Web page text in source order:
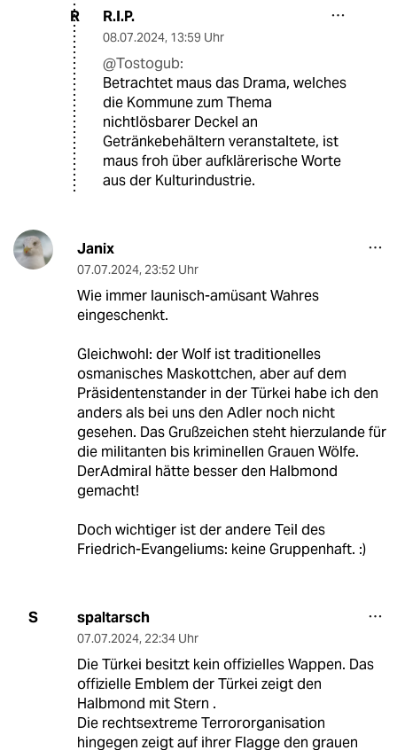
R R.I.P.
08.07.2024, 13:59 Uhr
@Tostogub:
Betrachtet maus das Drama, welches
die Kommune zum Thema
nichtlösbarer Deckel an
Getränkebehältern veranstaltete, ist
maus froh über aufklärerische Worte
aus der Kulturindustrie.
Janix
07.07.2024, 23:52 Uhr
Wie immer launisch-amüsant Wahres
eingeschenkt.
Gleichwohl: der Wolf ist traditionelles
osmanisches Maskottchen, aber auf dem
Präsidentenstander in der Türkei habe ich den
anders als bei uns den Adler noch nicht
gesehen. Das Grußzeichen steht hierzulande für
die militanten bis kriminellen Grauen Wölfe.
DerAdmiral hätte besser den Halbmond
gemacht!
Doch wichtiger ist der andere Teil des
Friedrich-Evangeliums: keine Gruppenhaft. :)
S spaltarsch
07.07.2024, 22:34 Uhr
Die Türkei besitzt kein offizielles Wappen. Das
offizielle Emblem der Türkei zeigt den
Halbmond mit Stern .
Die rechtsextreme Terrororganisation
hingegen zeigt auf ihrer Flagge den grauen